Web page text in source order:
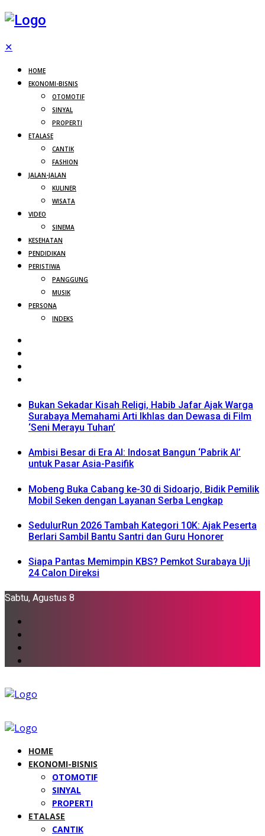
✕
HOME
EKONOMI-BISNIS
OTOMOTIF
SINYAL
PROPERTI
ETALASE
CANTIK
FASHION
JALAN-JALAN
KULINER
WISATA
VIDEO
SINEMA
KESEHATAN
PENDIDIKAN
PERISTIWA
PANGGUNG
MUSIK
PERSONA
INDEKS
Bukan Sekadar Kisah Religi, Habib Jafar Ajak Warga
Surabaya Memahami Arti Ikhlas dan Dewasa di Film
‘Seni Merayu Tuhan’
Ambisi Besar di Era AI: Indosat Bangun ‘Pabrik AI’
untuk Pasar Asia-Pasifik
Mobeng Buka Cabang ke-30 di Sidoarjo, Bidik Pemilik
Mobil Seken dengan Layanan Serba Lengkap
SedulurRun 2026 Tambah Kategori 10K: Ajak Peserta
Berlari Sambil Bantu Santri dan Guru Honorer
Siapa Pantas Memimpin KBS? Pemkot Surabaya Uji
24 Calon Direksi
Sabtu, Agustus 8
HOME
EKONOMI-BISNIS
OTOMOTIF
SINYAL
PROPERTI
ETALASE
CANTIK